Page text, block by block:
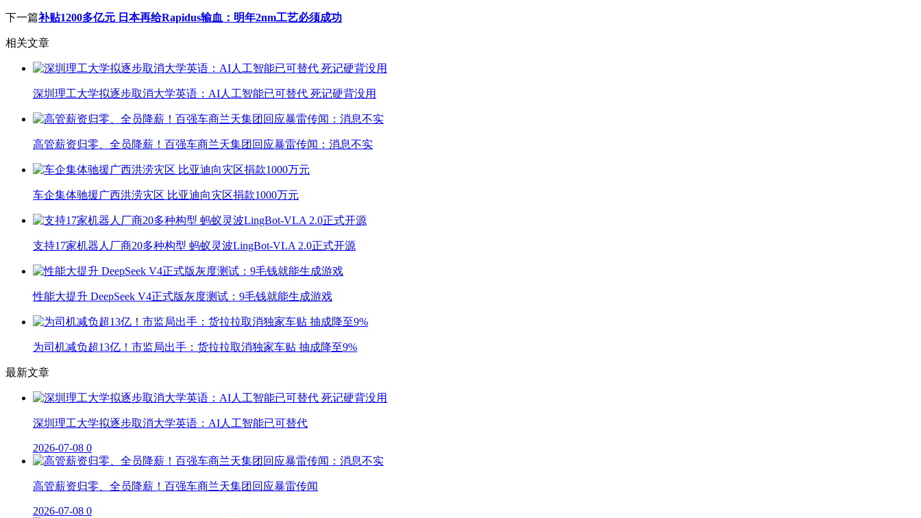
下一篇补贴1200多亿元 日本再给Rapidus输血：明年2nm工艺必须成功
相关文章
深圳理工大学拟逐步取消大学英语：AI人工智能已可替代 死记硬背没用
高管薪资归零、全员降薪！百强车商兰天集团回应暴雷传闻：消息不实
车企集体驰援广西洪涝灾区 比亚迪向灾区捐款1000万元
支持17家机器人厂商20多种构型 蚂蚁灵波LingBot-VLA 2.0正式开源
性能大提升 DeepSeek V4正式版灰度测试：9毛钱就能生成游戏
为司机减负超13亿！市监局出手：货拉拉取消独家车贴 抽成降至9%
最新文章
深圳理工大学拟逐步取消大学英语：AI人工智能已可替代
2026-07-08 0
高管薪资归零、全员降薪！百强车商兰天集团回应暴雷传闻
2026-07-08 0